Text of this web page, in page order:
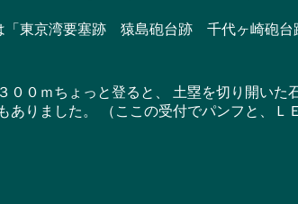
「東京湾要塞跡 猿島砲台跡 千代ヶ崎砲台
０ｍちょっと登ると、 土塁を切り開いた
ありました。 （ここの受付でパンフと、Ｌ